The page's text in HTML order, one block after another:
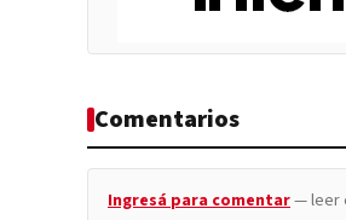
Comentarios
Ingresá para comentar— leer